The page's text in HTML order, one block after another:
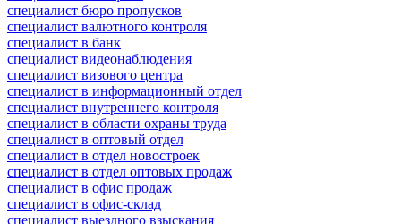
специалист бюро пропусков
специалист валютного контроля
специалист в банк
специалист видеонаблюдения
специалист визового центра
специалист в информационный отдел
специалист внутреннего контроля
специалист в области охраны труда
специалист в оптовый отдел
специалист в отдел новостроек
специалист в отдел оптовых продаж
специалист в офис продаж
специалист в офис-склад
специалист выездного взыскания